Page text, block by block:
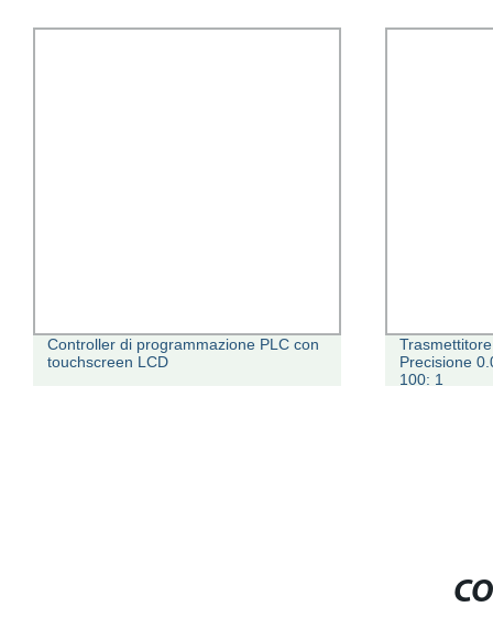
Controller di programmazione PLC con
touchscreen LCD
Precisione
100: 1